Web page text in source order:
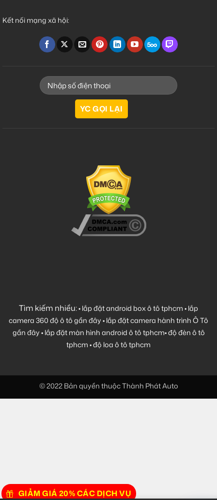
Kết nối mạng xã hội:
Tìm kiếm nhiều:•lắp đặt android box ô tô tphcm•lắp
camera 360 độ ô tô gần đây•lắp đặt camera hành trình Ô Tô
gần đây•lắp đặt màn hình android ô tô tphcm•độ đèn ô tô
tphcm•độ loa ô tô tphcm
GIẢM GIÁ 20% CÁC DỊCH VỤ
© 2022 Bản quyền thuộc Thành Phát Auto